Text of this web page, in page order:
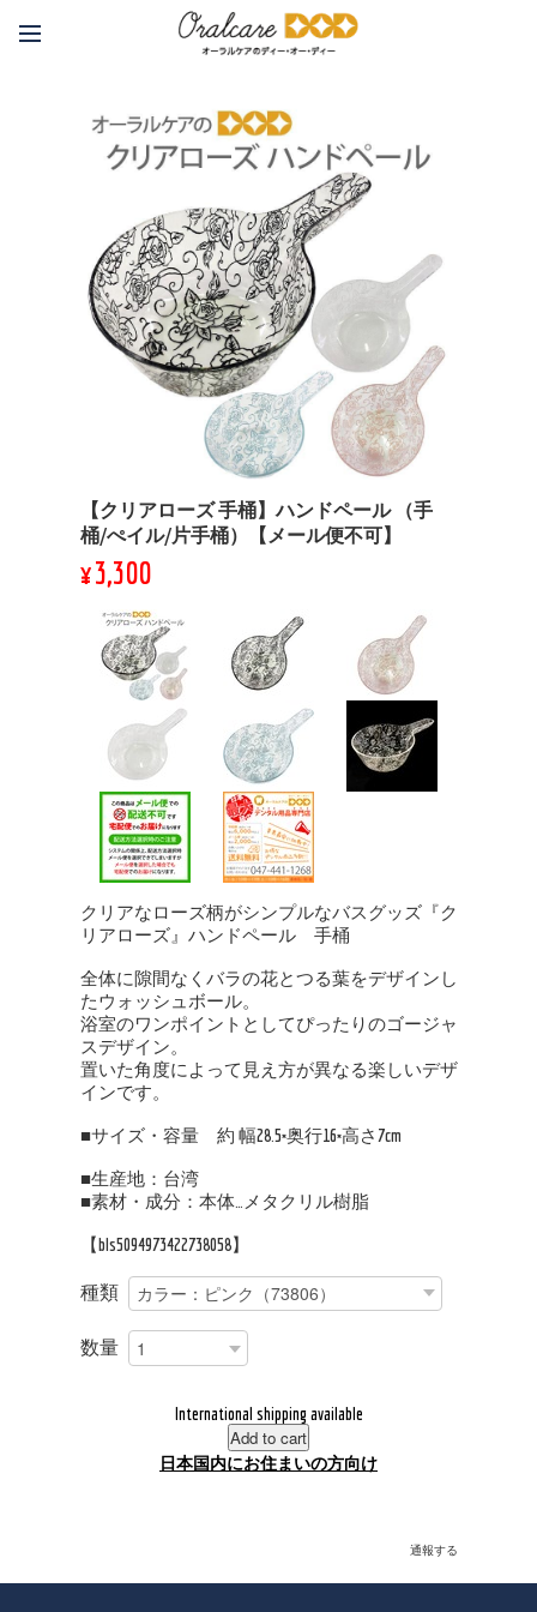
【クリアローズ 手桶】ハンドペール （手
桶/ぺイル/片手桶）【メール便不可】
¥3,300
クリアなローズ柄がシンプルなバスグッズ『ク
リアローズ』ハンドペール 手桶
全体に隙間なくバラの花とつる葉をデザインし
たウォッシュボール。
浴室のワンポイントとしてぴったりのゴージャ
スデザイン。
置いた角度によって見え方が異なる楽しいデザ
インです。
■サイズ・容量 約 幅28.5×奥行16×高さ7cm
■生産地：台湾
■素材・成分：本体…メタクリル樹脂
【bls5094973422738058】
種類
数量
International shipping available
Add to cart
日本国内にお住まいの方向け
通報する